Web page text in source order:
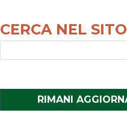
CERCA NEL SITO
RIMANI